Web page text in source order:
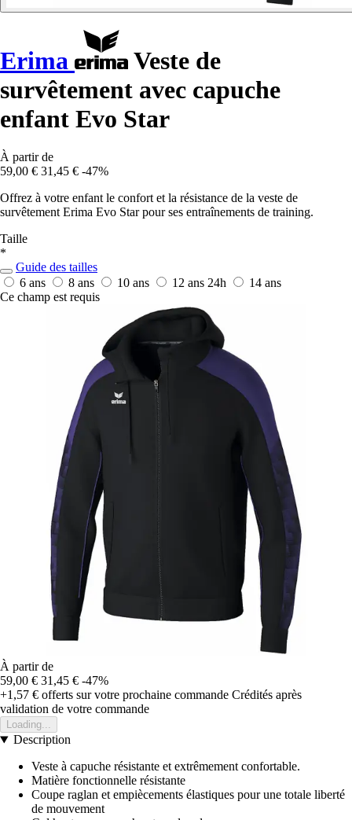
Erima
Veste de
survêtement avec capuche
enfant Evo Star
À partir de
59,00 € 31,45 € -47%
Offrez à votre enfant le confort et la résistance de la veste de
survêtement Erima Evo Star pour ses entraînements de training.
Taille
*
Guide des tailles
6 ans
8 ans 10 ans 12 ans 24h
14 ans
Ce champ est requis
À partir de
59,00 € 31,45 € -47%
+1,57 € offerts sur votre prochaine commande Crédités après
validation de votre commande
Loading...
Description
Veste à capuche résistante et extrêmement confortable.
Matière fonctionnelle résistante
Coupe raglan et empiècements élastiques pour une totale liberté
de mouvement